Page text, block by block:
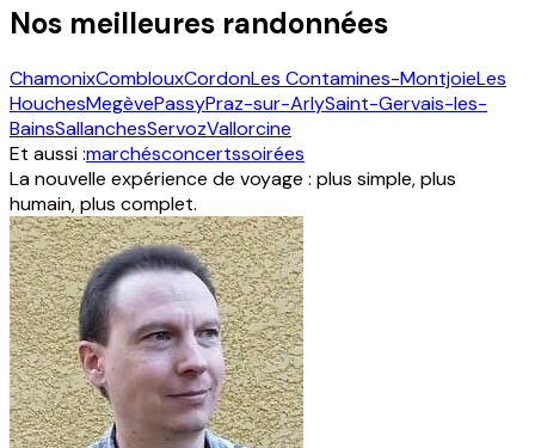
Nos meilleures randonnées
ChamonixComblouxCordonLes Contamines-MontjoieLes
HouchesMegèvePassyPraz-sur-ArlySaint-Gervais-les-
BainsSallanchesServozVallorcine
Et aussi :marchésconcertssoirées
La nouvelle expérience de voyage : plus simple, plus
humain, plus complet.